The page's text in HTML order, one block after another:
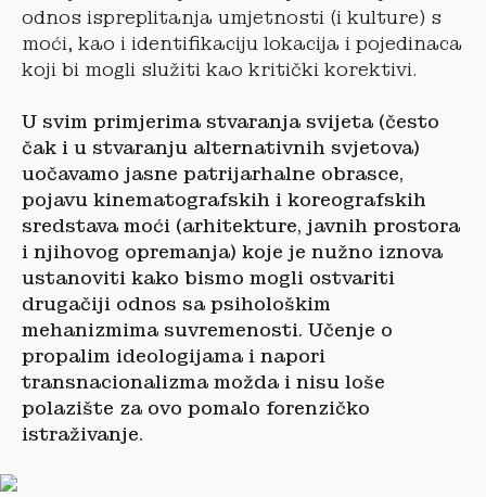
odnos ispreplitanja umjetnosti (i kulture) s
moći, kao i identifikaciju lokacija i pojedinaca
koji bi mogli služiti kao kritički korektivi.
U svim primjerima stvaranja svijeta (često
čak i u stvaranju alternativnih svjetova)
uočavamo jasne patrijarhalne obrasce,
pojavu kinematografskih i koreografskih
sredstava moći (arhitekture, javnih prostora
i njihovog opremanja) koje je nužno iznova
ustanoviti kako bismo mogli ostvariti
drugačiji odnos sa psihološkim
mehanizmima suvremenosti. Učenje o
propalim ideologijama i napori
transnacionalizma možda i nisu loše
polazište za ovo pomalo forenzičko
istraživanje.